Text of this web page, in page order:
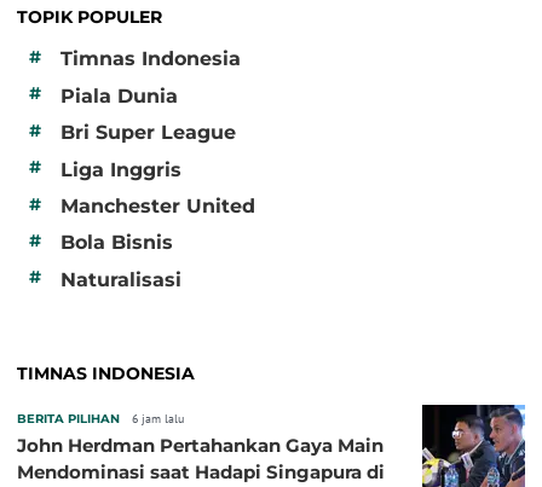
TOPIK POPULER
#
Timnas Indonesia
# Piala Dunia
# Bri Super League
# Liga Inggris
# Manchester United
# Bola Bisnis
# Naturalisasi
TIMNAS INDONESIA
BERITA PILIHAN 6 jam lalu
John Herdman Pertahankan Gaya Main
Mendominasi saat Hadapi Singapura di